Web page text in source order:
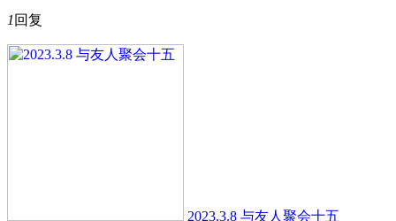
1 回复
2023.3.8 与友人聚会十五